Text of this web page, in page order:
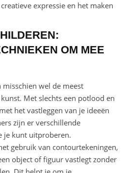
expressie en het maken
OM MEE
wel de meest
Met slechts een potlood en
het vastleggen van je ideeën
zijn er verschillende
je kunt uitproberen.
gebruik van contourtekeningen,
object of figuur vastlegt zonder